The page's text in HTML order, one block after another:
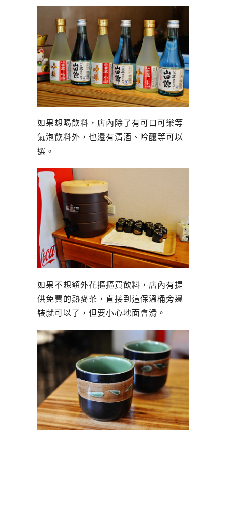
如果想喝飲料，店內除了有可口可樂等
氣泡飲料外，也還有清酒、吟釀等可以
選。
如果不想額外花摳摳買飲料，店內有提
供免費的熱麥茶，直接到這保溫桶旁邊
裝就可以了，但要小心地面會滑。